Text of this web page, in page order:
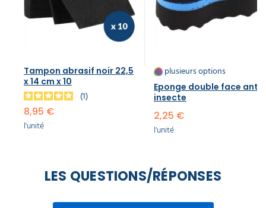
Tampon abrasif noir 22,5
x 14 cm x 10
1
8,95 €
l'unité
plusieurs options
Eponge double face anti
insecte​
2,25 €
l'unité
LES QUESTIONS/RÉPONSES